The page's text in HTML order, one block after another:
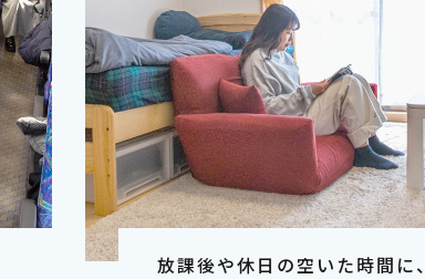
放課後や休日の空いた時間に、